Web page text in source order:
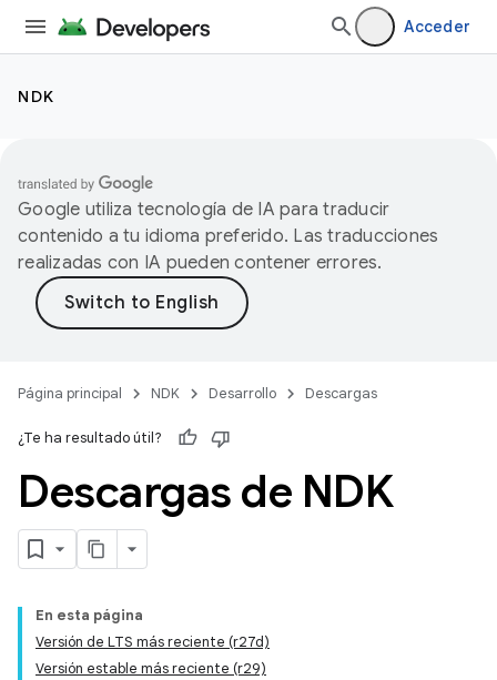
Acceder
NDK
Google utiliza tecnología de IA para traducir
contenido a tu idioma preferido. Las traducciones
realizadas con IA pueden contener errores.
Página principal NDK Desarrollo Descargas
¿Te ha resultado útil?
Descargas de NDK
En esta página
Versión de LTS más reciente (r27d)
Versión estable más reciente (r29)